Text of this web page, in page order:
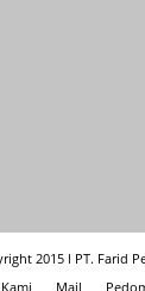
2015 l PT. Farid
Mail